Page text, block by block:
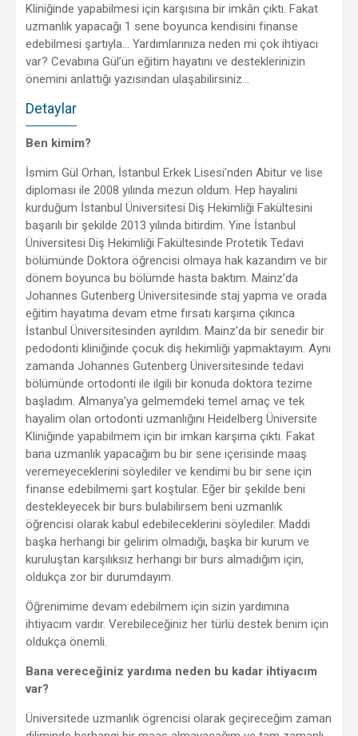
Kliniğinde yapabilmesi için karşısına bir imkân çıktı. Fakat
uzmanlık yapacağı 1 sene boyunca kendisini finanse
edebilmesi şartıyla… Yardımlarınıza neden mi çok ihtiyacı
var? Cevabına Gül’ün eğitim hayatını ve desteklerinizin
önemini anlattığı yazısından ulaşabilirsiniz…
Detaylar
Ben kimim?
İsmim Gül Orhan, İstanbul Erkek Lisesi’nden Abitur ve lise
diploması ile 2008 yılında mezun oldum. Hep hayalini
kurduğum İstanbul Üniversitesi Diş Hekimliği Fakültesini
başarılı bir şekilde 2013 yılında bitirdim. Yine İstanbul
Üniversitesi Diş Hekimliği Fakültesinde Protetik Tedavi
bölümünde Doktora öğrencisi olmaya hak kazandım ve bir
dönem boyunca bu bölümde hasta baktım. Mainz’da
Johannes Gutenberg Üniversitesinde staj yapma ve orada
eğitim hayatıma devam etme fırsatı karşıma çıkınca
İstanbul Üniversitesinden ayrıldım. Mainz’da bir senedir bir
pedodonti kliniğinde çocuk diş hekimliği yapmaktayım. Aynı
zamanda Johannes Gutenberg Üniversitesinde tedavi
bölümünde ortodonti ile ilgili bir konuda doktora tezime
başladım. Almanya’ya gelmemdeki temel amaç ve tek
hayalim olan ortodonti uzmanlığını Heidelberg Üniversite
Kliniğinde yapabilmem için bir imkan karşıma çıktı. Fakat
bana uzmanlık yapacağım bu bir sene içerisinde maaş
veremeyeceklerini söylediler ve kendimi bu bir sene için
finanse edebilmemi şart koştular. Eğer bir şekilde beni
destekleyecek bir burs bulabilirsem beni uzmanlık
öğrencisi olarak kabul edebileceklerini söylediler. Maddi
başka herhangi bir gelirim olmadığı, başka bir kurum ve
kuruluştan karşılıksız herhangi bir burs almadığım için,
oldukça zor bir durumdayım.
Öğrenimime devam edebilmem için sizin yardımına
ihtiyacım vardır. Verebileceğiniz her türlü destek benim için
oldukça önemli.
Bana vereceğiniz yardıma neden bu kadar ihtiyacım
var?
Üniversitede uzmanlık ögrencisi olarak geçireceğim zaman